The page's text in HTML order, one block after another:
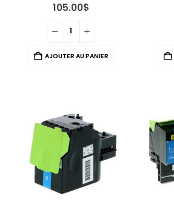
105.00$
AJOUTER AU PANIER